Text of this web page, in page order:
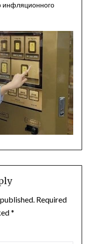
инфляционного
Required
*